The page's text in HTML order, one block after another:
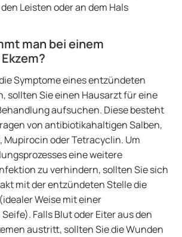
Leisten oder an dem Hals
man bei einem
Symptome eines entzündeten
sollten Sie einen Hausarzt für eine
aufsuchen. Diese besteht
von antibiotikahaltigen Salben,
Mupirocin oder Tetracyclin. Um
eine weitere
zu verhindern, sollten Sie sich
mit der entzündeten Stelle die
Weise mit einer
Falls Blut oder Eiter aus den
austritt, sollten Sie die Wunden